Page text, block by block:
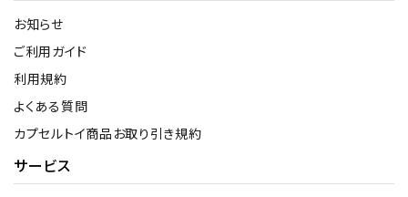
お知らせ
ご利用ガイド
利用規約
よくある質問
カプセルトイ商品お取り引き規約
サービス